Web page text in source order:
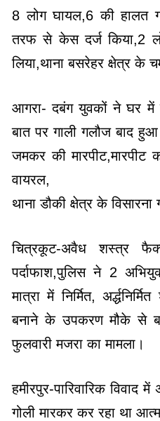
8 लोग घायल,6 की हालत
तरफ से केस दर्ज किया,2
लिया,थाना बसरेहर क्षेत्र के
आगरा- दबंग युवकों ने घर में
बात पर गाली गलौज बाद
जमकर की मारपीट,मारपीट
वायरल,
थाना डौकी क्षेत्र के विसारना
चित्रकूट-अवैध शस्त्र
पर्दाफाश,पुलिस ने 2
मात्रा में निर्मित,
बनाने के उपकरण मौके से
फुलवारी मजरा का मामला।
हमीरपुर-पारिवारिक विवाद
गोली मारकर कर रहा था